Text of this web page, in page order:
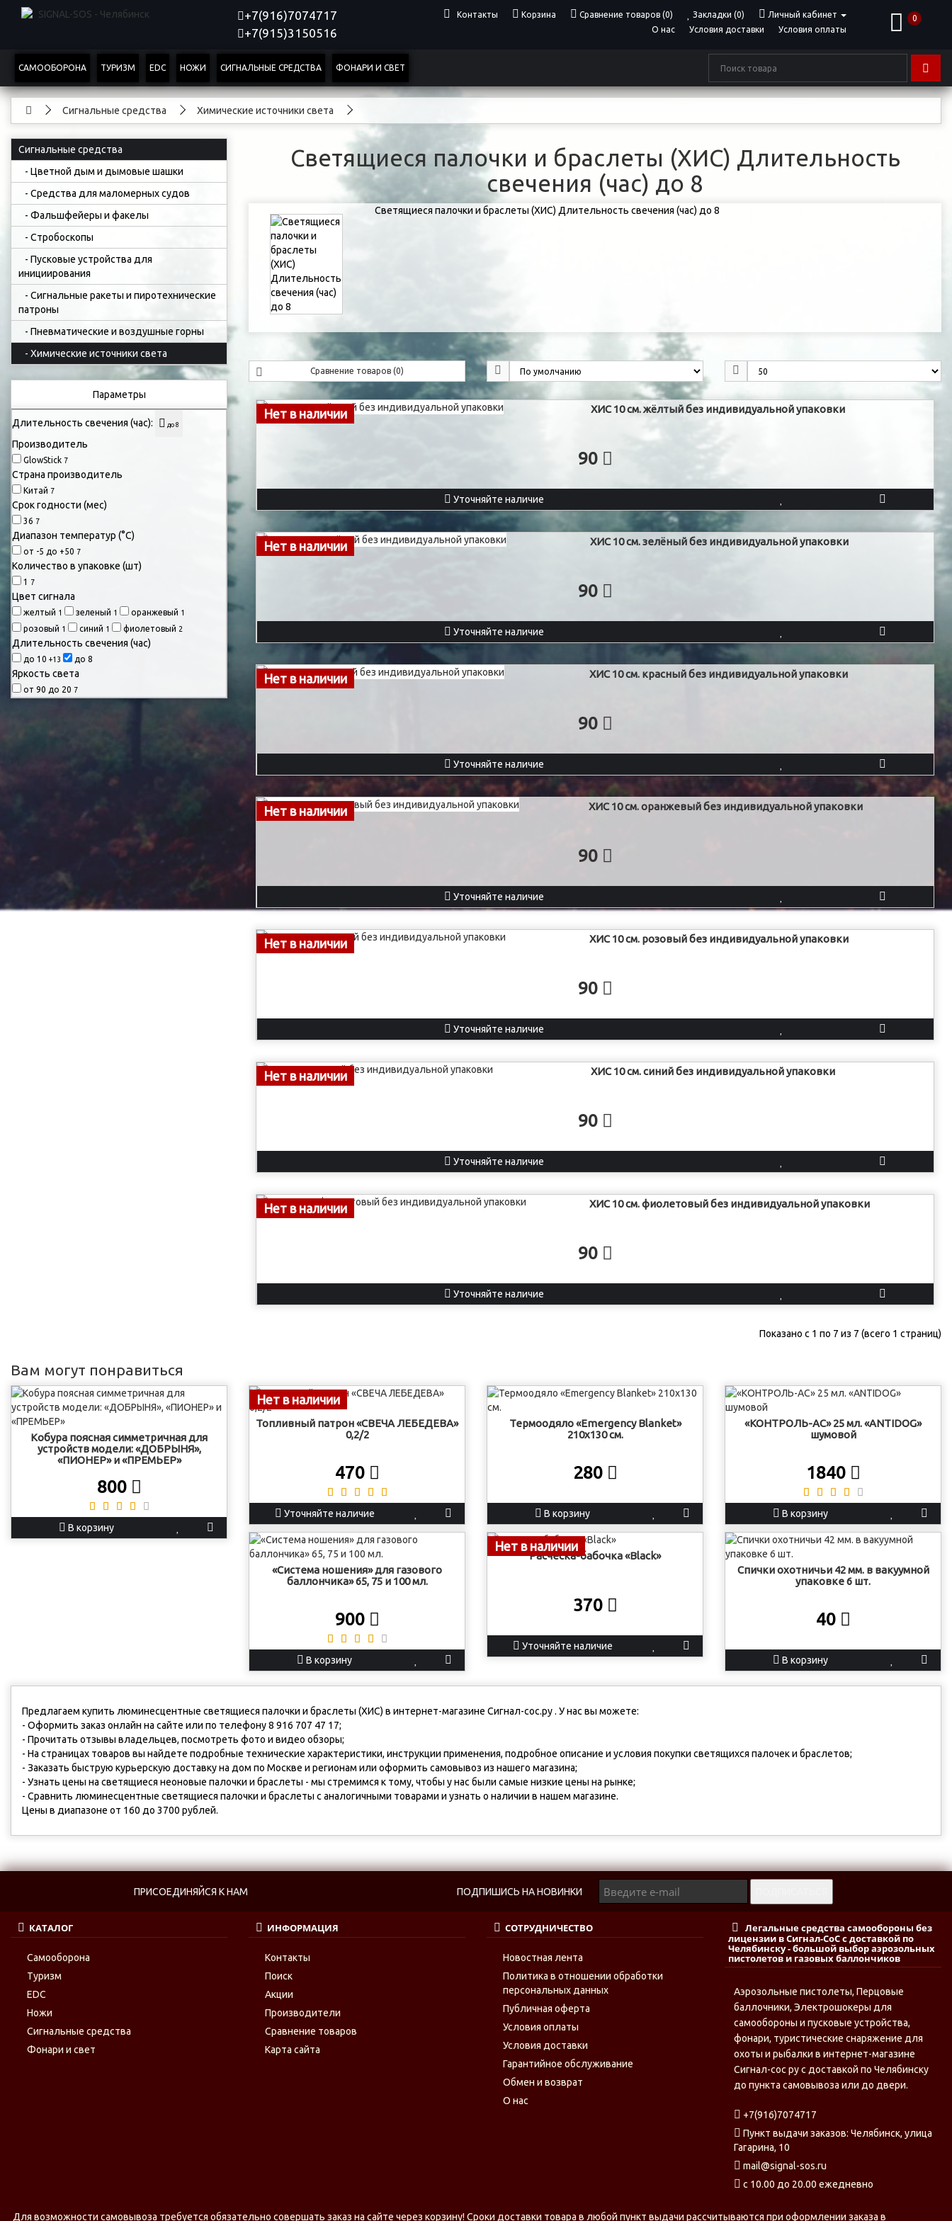
+7(916)7074717
+7(915)3150516
Личный кабинет
Закладки (0)
Сравнение товаров (0)
Корзина
Контакты
Условия оплаты
Условия доставки
О нас
0
САМООБОРОНА ТУРИЗМ EDC НОЖИ СИГНАЛЬНЫЕ СРЕДСТВА ФОНАРИ И СВЕТ
Сигнальные средства Химические источники света
Сигнальные средства
- Цветной дым и дымовые шашки
- Средства для маломерных судов
- Фальшфейеры и факелы
- Стробоскопы
- Пусковые устройства для
инициирования
- Сигнальные ракеты и пиротехнические
патроны
- Пневматические и воздушные горны
- Химические источники света
Параметры
Длительность свечения (час): до 8
Производитель
GlowStick 7
Страна производитель
Китай 7
Срок годности (мес)
36 7
Диапазон температур (°C)
от -5 до +50 7
Количество в упаковке (шт)
1 7
Цвет сигнала
желтый 1 зеленый 1 оранжевый 1
розовый 1 синий 1 фиолетовый 2
Длительность свечения (час)
до 10 +13 до 8
Яркость света
от 90 до 20 7
Светящиеся палочки и браслеты (ХИС) Длительность
свечения (час) до 8
Светящиеся палочки и браслеты (ХИС) Длительность свечения (час) до 8
Сравнение товаров (0)
Нет в наличии ХИС 10 см. жёлтый без индивидуальной упаковки
90
Уточняйте наличие
Нет в наличии ХИС 10 см. зелёный без индивидуальной упаковки
90
Уточняйте наличие
Нет в наличии ХИС 10 см. красный без индивидуальной упаковки
90
Уточняйте наличие
Нет в наличии ХИС 10 см. оранжевый без индивидуальной упаковки
90
Уточняйте наличие
Нет в наличии ХИС 10 см. розовый без индивидуальной упаковки
90
Уточняйте наличие
Нет в наличии ХИС 10 см. синий без индивидуальной упаковки
90
Уточняйте наличие
Нет в наличии ХИС 10 см. фиолетовый без индивидуальной упаковки
90
Уточняйте наличие
Показано с 1 по 7 из 7 (всего 1 страниц)
Вам могут понравиться
Кобура поясная симметричная для
устройств модели: «ДОБРЫНЯ»,
«ПИОНЕР» и «ПРЕМЬЕР»
800
В корзину
Нет в наличии
Топливный патрон «СВЕЧА ЛЕБЕДЕВА»
0,2/2
470
Уточняйте наличие
Термоодяло «Emergency Blanket»
210х130 см.
280
В корзину
«КОНТРОЛЬ-АС» 25 мл. «ANTIDOG»
шумовой
1840
В корзину
«Система ношения» для газового
баллончика» 65, 75 и 100 мл.
900
В корзину
Нет в наличии
Расческа-бабочка «Black»
370
Уточняйте наличие
Спички охотничьи 42 мм. в вакуумной
упаковке 6 шт.
40
В корзину
Предлагаем купить люминесцентные светящиеся палочки и браслеты (ХИС) в интернет-магазине Сигнал-сос.ру . У нас вы можете:
- Оформить заказ онлайн на сайте или по телефону 8 916 707 47 17;
- Прочитать отзывы владельцев, посмотреть фото и видео обзоры;
- На страницах товаров вы найдете подробные технические характеристики, инструкции применения, подробное описание и условия покупки светящихся палочек и браслетов;
- Заказать быструю курьерскую доставку на дом по Москве и регионам или оформить самовывоз из нашего магазина;
- Узнать цены на светящиеся неоновые палочки и браслеты - мы стремимся к тому, чтобы у нас были самые низкие цены на рынке;
- Сравнить люминесцентные светящиеся палочки и браслеты с аналогичными товарами и узнать о наличии в нашем магазине.
Цены в диапазоне от 160 до 3700 рублей.
ПРИСОЕДИНЯЙСЯ К НАМ ПОДПИШИСЬ НА НОВИНКИ
КАТАЛОГ
Самооборона
Туризм
EDC
Ножи
Сигнальные средства
Фонари и свет
ИНФОРМАЦИЯ
Контакты
Поиск
Акции
Производители
Сравнение товаров
Карта сайта
СОТРУДНИЧЕСТВО
Новостная лента
Политика в отношении обработки
персональных данных
Публичная оферта
Условия оплаты
Условия доставки
Гарантийное обслуживание
Обмен и возврат
О нас
Легальные средства самообороны без
лицензии в Сигнал-СоС с доставкой по
Челябинску - большой выбор аэрозольных
пистолетов и газовых баллончиков
Аэрозольные пистолеты, Перцовые
баллочники, Электрошокеры для
самообороны и пусковые устройства,
фонари, туристические снаряжение для
охоты и рыбалки в интернет-магазине
Сигнал-сос ру с доставкой по Челябинску
до пункта самовывоза или до двери.
+7(916)7074717
Пункт выдачи заказов: Челябинск, улица
Гагарина, 10
mail@signal-sos.ru
c 10.00 до 20.00 ежедневно
Для возможности самовывоза требуется обязательно совершать заказ на сайте через корзину! Сроки доставки товара в любой пункт выдачи рассчитываются при оформлении заказа в